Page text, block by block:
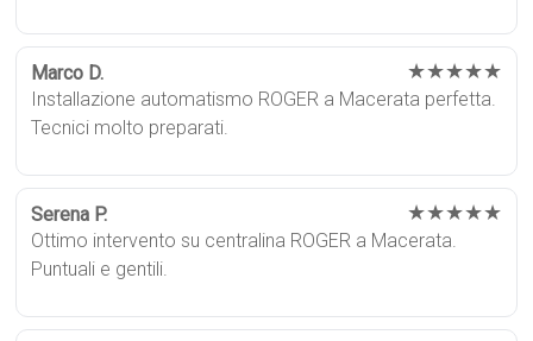
Marco D. ★★★★★
Installazione automatismo ROGER a Macerata perfetta.
Tecnici molto preparati.
Serena P. ★★★★★
Ottimo intervento su centralina ROGER a Macerata.
Puntuali e gentili.